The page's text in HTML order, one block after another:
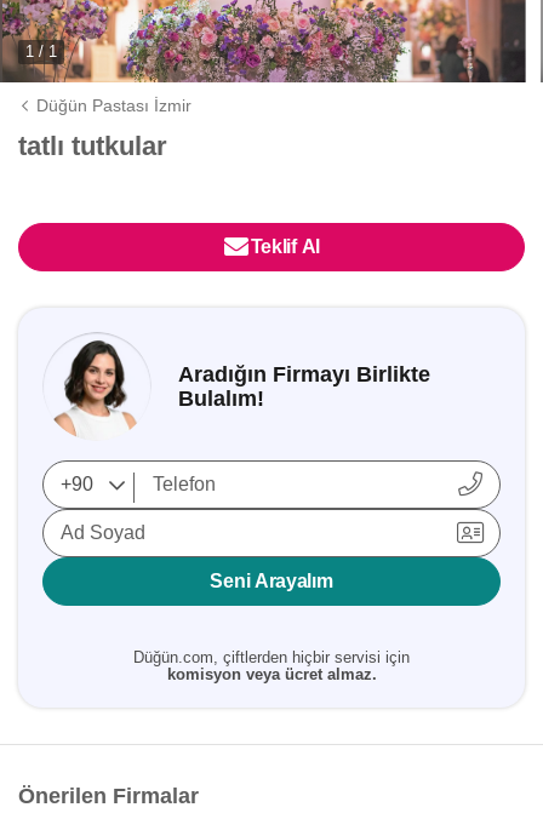
1 / 1
Düğün Pastası İzmir
tatlı tutkular
Teklif Al
Aradığın Firmayı Birlikte
Bulalım!
Ad Soyad
Seni Arayalım
Düğün.com, çiftlerden hiçbir servisi için
komisyon veya ücret almaz.
Önerilen Firmalar